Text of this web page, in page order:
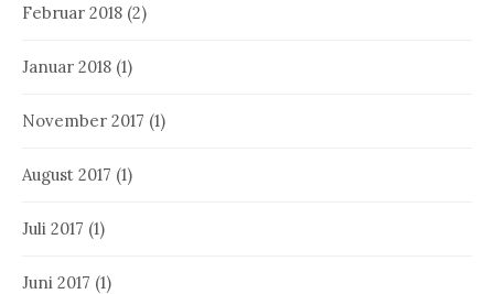
Februar 2018 (2)
Januar 2018 (1)
November 2017 (1)
August 2017 (1)
Juli 2017 (1)
Juni 2017 (1)